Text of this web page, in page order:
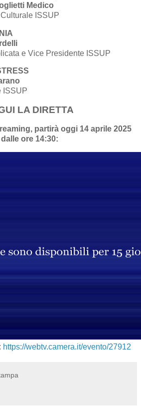
Medico
ISSUP
e Vice Presidente ISSUP
ISSUP
LA DIRETTA
partirà oggi 14 aprile 2025
dalle ore 14:30:
https://webtv.camera.it/evento/27912